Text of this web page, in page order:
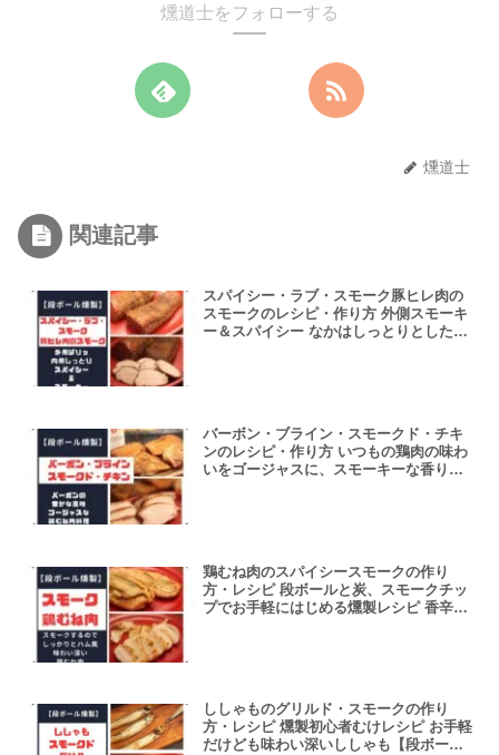
燻道士をフォローする
燻道士
関連記事
スパイシー・ラブ・スモーク豚ヒレ肉の
スモークのレシピ・作り方 外側スモーキ
ー＆スパイシー なかはしっとりとした燻
バーボン・ブライン・スモークド・チキ
ンのレシピ・作り方 いつもの鶏肉の味わ
いをゴージャスに、スモーキーな香りに
鶏むね肉のスパイシースモークの作り
方・レシピ 段ボールと炭、スモークチッ
プでお手軽にはじめる燻製レシピ 香辛料
ししゃものグリルド・スモークの作り
方・レシピ 燻製初心者むけレシピ お手軽
だけども味わい深いししゃも【段ボール